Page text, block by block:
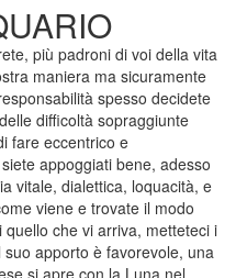
più padroni di voi della vita
maniera ma sicuramente
spesso decidete
difficoltà sopraggiunte
fare eccentrico e
appoggiati bene, adesso
vitale, dialettica, loquacità, e
viene e trovate il modo
che vi arriva, metteteci i
apporto è favorevole, una